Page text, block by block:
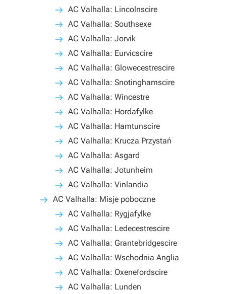
AC Valhalla: Lincolnscire
AC Valhalla: Southsexe
AC Valhalla: Jorvik
AC Valhalla: Eurvicscire
AC Valhalla: Glowecestrescire
AC Valhalla: Snotinghamscire
AC Valhalla: Wincestre
AC Valhalla: Hordafylke
AC Valhalla: Hamtunscire
AC Valhalla: Krucza Przystań
AC Valhalla: Asgard
AC Valhalla: Jotunheim
AC Valhalla: Vinlandia
AC Valhalla: Misje poboczne
AC Valhalla: Rygjafylke
AC Valhalla: Ledecestrescire
AC Valhalla: Grantebridgescire
AC Valhalla: Wschodnia Anglia
AC Valhalla: Oxenefordscire
AC Valhalla: Lunden